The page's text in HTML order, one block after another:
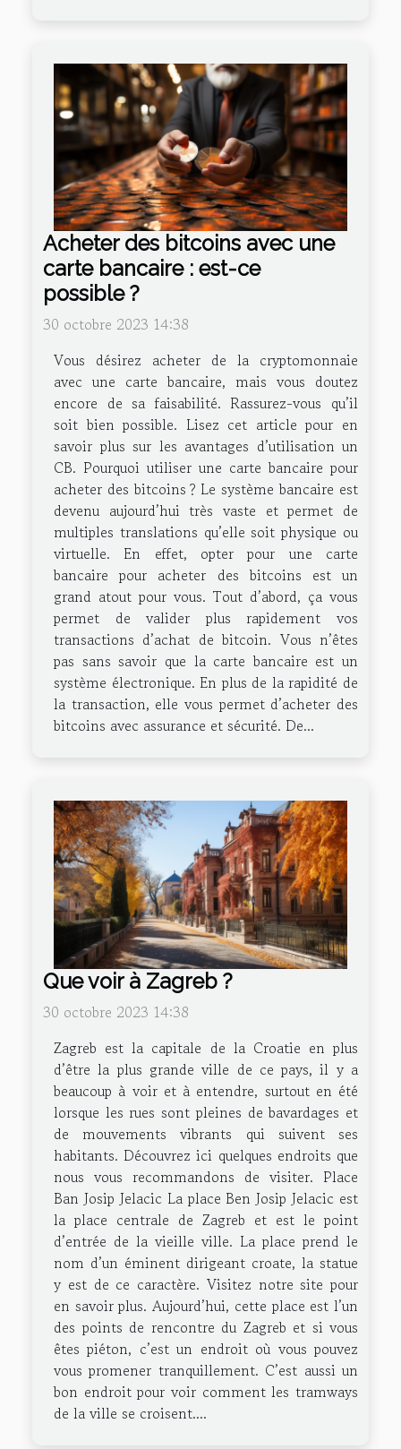
Acheter des bitcoins avec une
carte bancaire : est-ce
possible ?
30 octobre 2023 14:38
Vous désirez acheter de la cryptomonnaie
avec une carte bancaire, mais vous doutez
encore de sa faisabilité. Rassurez-vous qu’il
soit bien possible. Lisez cet article pour en
savoir plus sur les avantages d’utilisation un
CB. Pourquoi utiliser une carte bancaire pour
acheter des bitcoins ? Le système bancaire est
devenu aujourd’hui très vaste et permet de
multiples translations qu’elle soit physique ou
virtuelle. En effet, opter pour une carte
bancaire pour acheter des bitcoins est un
grand atout pour vous. Tout d’abord, ça vous
permet de valider plus rapidement vos
transactions d’achat de bitcoin. Vous n’êtes
pas sans savoir que la carte bancaire est un
système électronique. En plus de la rapidité de
la transaction, elle vous permet d’acheter des
bitcoins avec assurance et sécurité. De...
Que voir à Zagreb ?
30 octobre 2023 14:38
Zagreb est la capitale de la Croatie en plus
d’être la plus grande ville de ce pays, il y a
beaucoup à voir et à entendre, surtout en été
lorsque les rues sont pleines de bavardages et
de mouvements vibrants qui suivent ses
habitants. Découvrez ici quelques endroits que
nous vous recommandons de visiter. Place
Ban Josip Jelacic La place Ben Josip Jelacic est
la place centrale de Zagreb et est le point
d’entrée de la vieille ville. La place prend le
nom d’un éminent dirigeant croate, la statue
y est de ce caractère. Visitez notre site pour
en savoir plus. Aujourd’hui, cette place est l’un
des points de rencontre du Zagreb et si vous
êtes piéton, c’est un endroit où vous pouvez
vous promener tranquillement. C’est aussi un
bon endroit pour voir comment les tramways
de la ville se croisent....